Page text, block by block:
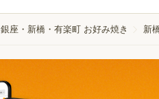
銀座・新橋・有楽町 お好み焼き 新